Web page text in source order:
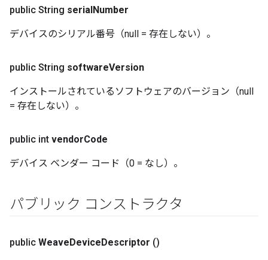
public String serialNumber
デバイスのシリアル番号（null = 存在しない）。
public String softwareVersion
インストールされているソフトウェアのバージョン（null
= 存在しない）。
public int vendorCode
デバイス ベンダー コード（0 = なし）。
パブリック コンストラクタ
public WeaveDeviceDescriptor ()